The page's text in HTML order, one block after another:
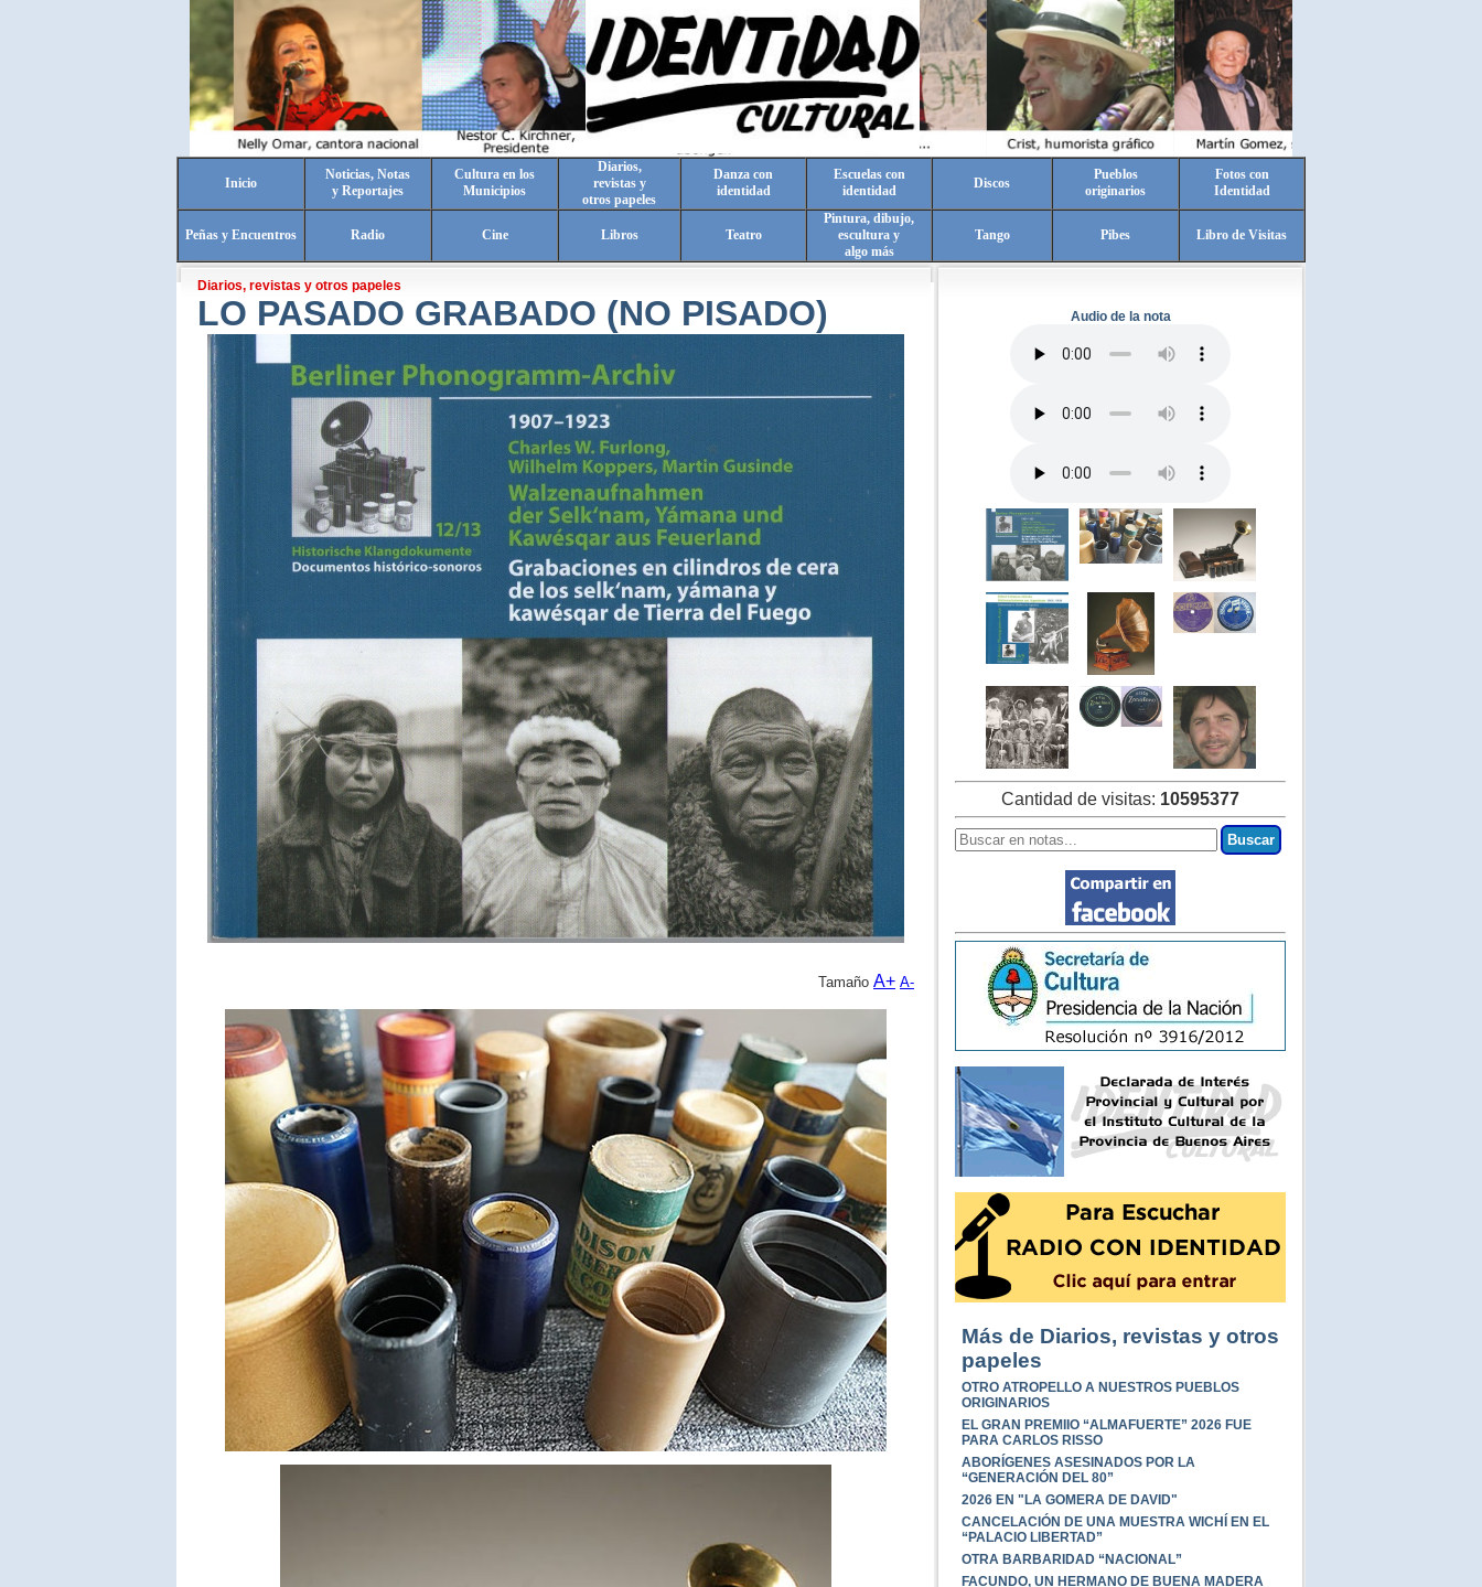
Inicio
Noticias, Notas
y Reportajes
Cultura en los
Municipios
Diarios,
revistas y
otros papeles
Danza con
identidad
Escuelas con
identidad
Discos
Pueblos
originarios
Fotos con
Identidad
Peñas y Encuentros Radio Cine Libros Teatro
Pintura, dibujo,
escultura y
algo más
Tango Pibes Libro de Visitas
Diarios, revistas y otros papeles
LO PASADO GRABADO (NO PISADO)
Tamaño A+ A-
Audio de la nota
Cantidad de visitas: 10595377
Más de Diarios, revistas y otros
papeles
OTRO ATROPELLO A NUESTROS PUEBLOS
ORIGINARIOS
EL GRAN PREMIIO “ALMAFUERTE” 2026 FUE
PARA CARLOS RISSO
ABORÍGENES ASESINADOS POR LA
“GENERACIÓN DEL 80”
2026 EN "LA GOMERA DE DAVID"
CANCELACIÓN DE UNA MUESTRA WICHÍ EN EL
“PALACIO LIBERTAD”
OTRA BARBARIDAD “NACIONAL”
FACUNDO, UN HERMANO DE BUENA MADERA